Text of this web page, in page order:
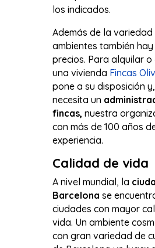
los indicados.
Además de la variedad
ambientes también
precios. Para alquilar
una vivienda Fincas
pone a su disposición
necesita un
fincas, nuestra
con más de 100 años
experiencia.
Calidad de vida
A nivel mundial, la
Barcelona se
ciudades con mayor
vida. Un ambiente
con gran variedad de